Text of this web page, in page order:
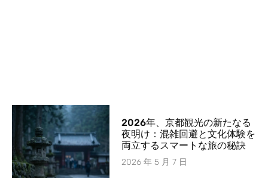
2026年、京都観光の新たなる
夜明け：混雑回避と文化体験を
両立するスマートな旅の秘訣
2026 年 5 月 7 日